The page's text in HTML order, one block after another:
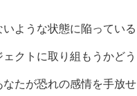
ような状態に陥っている
クトに取り組もうかどう
たが恐れの感情を手放せ